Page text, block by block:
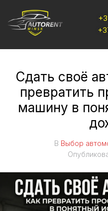
Сдать своё
превратить
машину в
В Выбор